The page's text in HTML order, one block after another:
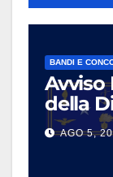
BANDI E
Avviso
della
AGO 5,